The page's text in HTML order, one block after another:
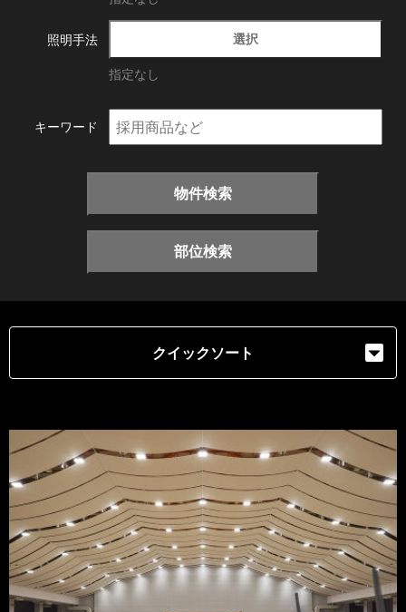
照明手法 選択
指定なし
キーワード
物件検索
部位検索
クイックソート